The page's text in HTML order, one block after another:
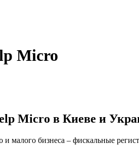
Micro
Micro в Киеве и
малого бизнеса – фискальные